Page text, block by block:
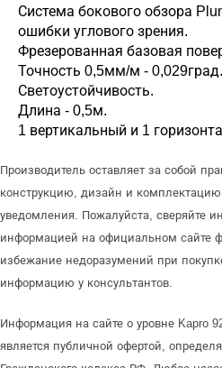
Система бокового обзора
ошибки углового зрения.
Фрезерованная базовая
Точность 0,5мм/м - 0,029град.
Светоустойчивость.
Длина - 0,5м.
1 вертикальный и 1
Производитель оставляет за собой
конструкцию, дизайн и комплектацию
уведомления. Пожалуйста, сверяйте
информацией на официальном сайте
избежание недоразумений при
информацию у консультантов.
Информация на сайте о уровне Kapro
является публичной офертой,